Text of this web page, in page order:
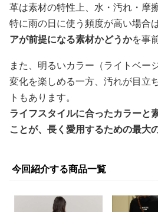
革は素材の特性上、水・汚れ・摩
特に雨の日に使う頻度が高い場合は
アが前提になる素材かどうかを事
また、明るいカラー（ライトベー
変化を楽しめる一方、汚れが目立
トもあります。
ライフスタイルに合ったカラーと
ことが、長く愛用するための最大
今回紹介する商品一覧